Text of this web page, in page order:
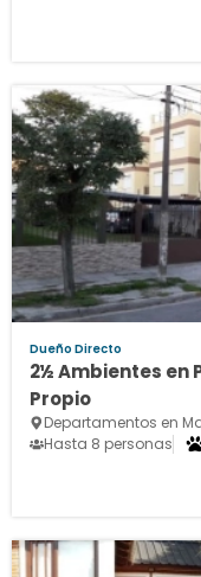
Dueño Directo
2½ Ambientes en
Propio
Departamentos en
Hasta 8 personas